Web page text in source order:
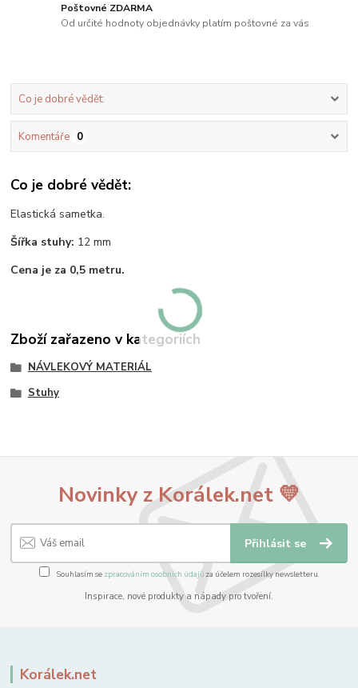
Poštovné ZDARMA
Od určité hodnoty objednávky platím poštovné za vás
Co je dobré vědět:
Komentáře 0
Co je dobré vědět:
Elastická sametka.
Šířka stuhy: 12 mm
Cena je za 0,5 metru.
Zboží zařazeno v kategoriích
NÁVLEKOVÝ MATERIÁL
Stuhy
Novinky z Korálek.net 💛
Přihlásit se
Souhlasím se zpracováním osobních údajůza účelem rozesílky newsletteru.
Inspirace, nové produkty a nápady pro tvoření.
Korálek.net